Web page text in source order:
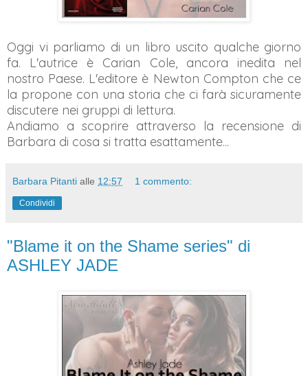
Oggi vi parliamo di un libro uscito qualche giorno
fa. L'autrice è Carian Cole, ancora inedita nel
nostro Paese. L'editore è Newton Compton che ce
la propone con una storia che ci farà sicuramente
discutere nei gruppi di lettura.
Andiamo a scoprire attraverso la recensione di
Barbara di cosa si tratta esattamente...
Barbara Pitanti alle 12:57 1 commento:
Condividi
"Blame it on the Shame series" di
ASHLEY JADE